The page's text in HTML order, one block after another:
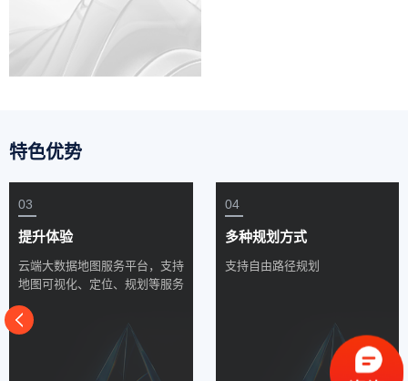
特色优势
03
提升体验
云端大数据地图服务平台，支持
地图可视化、定位、规划等服务
04
多种规划方式
支持自由路径规划